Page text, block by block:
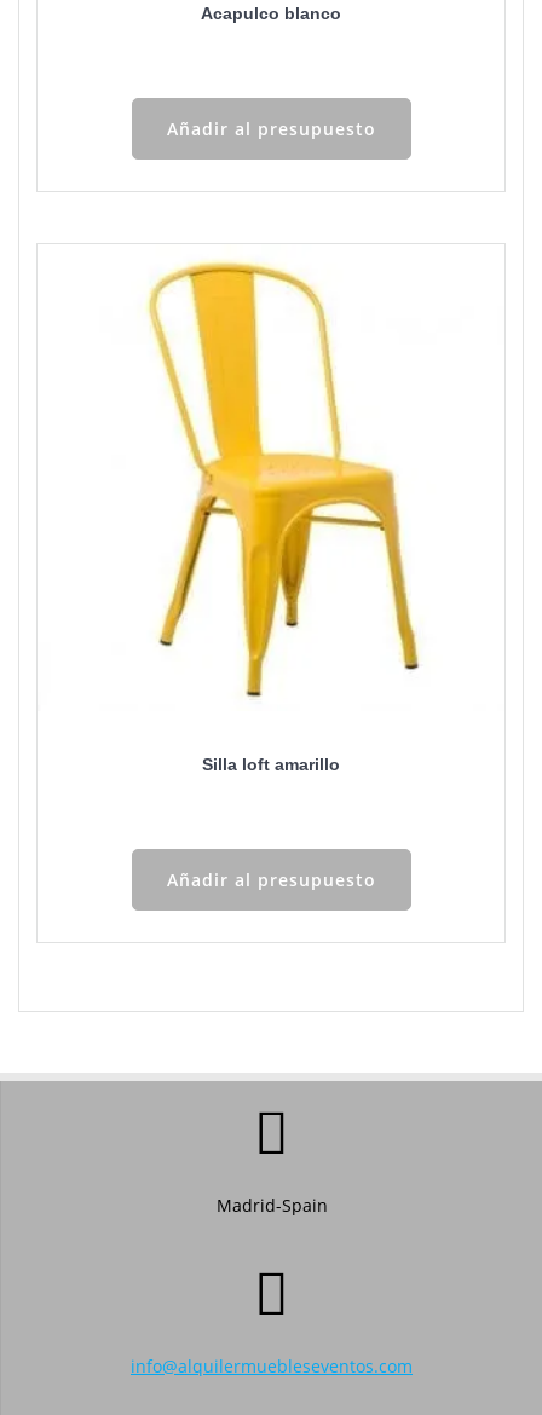
Acapulco blanco
Añadir al presupuesto
Silla loft amarillo
Añadir al presupuesto
Madrid-Spain
info@alquilermuebleseventos.com